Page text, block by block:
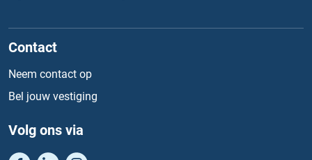
Contact
Neem contact op
Bel jouw vestiging
Volg ons via